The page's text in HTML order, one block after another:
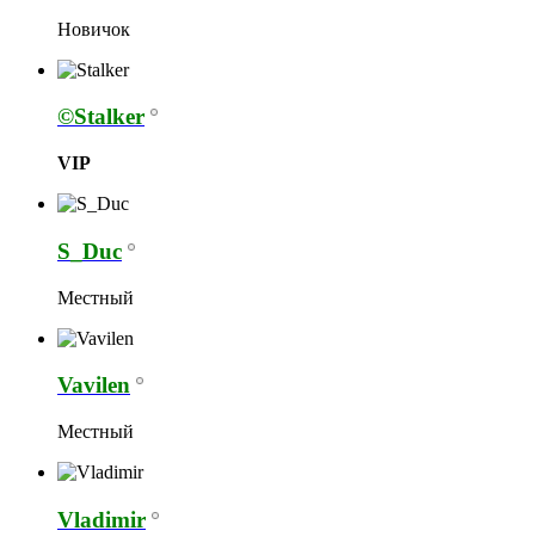
Новичок
©Stalker
VIP
S_Duc
Местный
Vavilen
Местный
Vladimir